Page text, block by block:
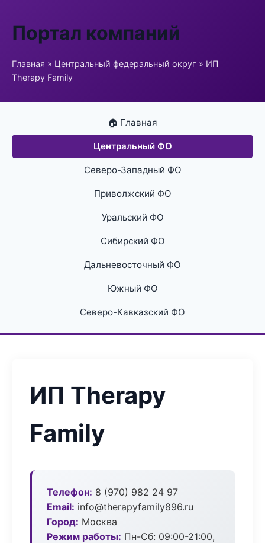
Портал компаний
Главная » Центральный федеральный округ » ИП
Therapy Family
🏠 Главная
Центральный ФО
Северо-Западный ФО
Приволжский ФО
Уральский ФО
Сибирский ФО
Дальневосточный ФО
Южный ФО
Северо-Кавказский ФО
ИП Therapy
Family
Телефон: 8 (970) 982 24 97
Email: info@therapyfamily896.ru
Город: Москва
Режим работы: Пн-Сб: 09:00-21:00,